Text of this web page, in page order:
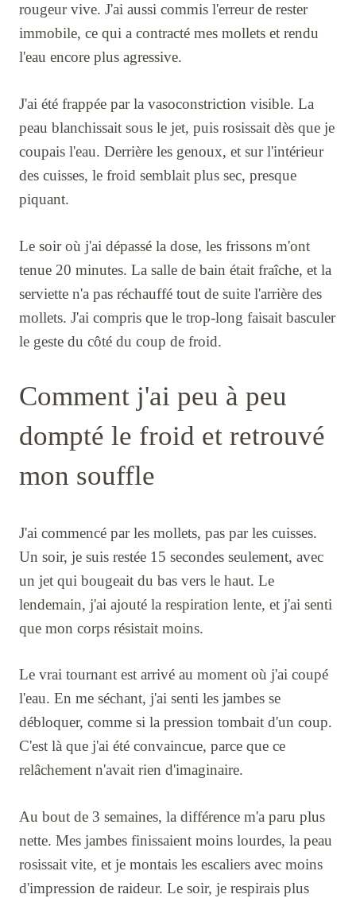
rougeur vive. J'ai aussi commis l'erreur de rester
immobile, ce qui a contracté mes mollets et rendu
l'eau encore plus agressive.
J'ai été frappée par la vasoconstriction visible. La
peau blanchissait sous le jet, puis rosissait dès que je
coupais l'eau. Derrière les genoux, et sur l'intérieur
des cuisses, le froid semblait plus sec, presque
piquant.
Le soir où j'ai dépassé la dose, les frissons m'ont
tenue 20 minutes. La salle de bain était fraîche, et la
serviette n'a pas réchauffé tout de suite l'arrière des
mollets. J'ai compris que le trop-long faisait basculer
le geste du côté du coup de froid.
Comment j'ai peu à peu
dompté le froid et retrouvé
mon souffle
J'ai commencé par les mollets, pas par les cuisses.
Un soir, je suis restée 15 secondes seulement, avec
un jet qui bougeait du bas vers le haut. Le
lendemain, j'ai ajouté la respiration lente, et j'ai senti
que mon corps résistait moins.
Le vrai tournant est arrivé au moment où j'ai coupé
l'eau. En me séchant, j'ai senti les jambes se
débloquer, comme si la pression tombait d'un coup.
C'est là que j'ai été convaincue, parce que ce
relâchement n'avait rien d'imaginaire.
Au bout de 3 semaines, la différence m'a paru plus
nette. Mes jambes finissaient moins lourdes, la peau
rosissait vite, et je montais les escaliers avec moins
d'impression de raideur. Le soir, je respirais plus